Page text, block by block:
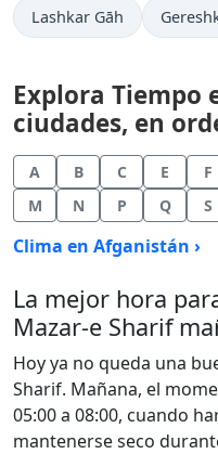
Lashkar Gāh
Explora Tiempo
ciudades, en
A B C E F
M
N P Q S
Clima en Afganistán ›
La mejor hora
Mazar-e Sharif
Hoy ya no queda una
Sharif. Mañana, el
05:00 a 08:00, cuando
mantenerse seco